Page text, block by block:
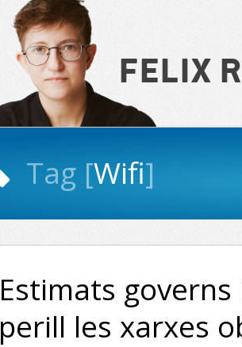
Felix
Tag Wifi
Estimats
perill les xarxes